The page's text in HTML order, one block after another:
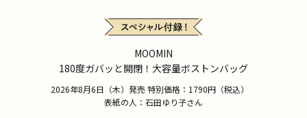
MOOMIN
180度ガバッと開閉！大容量ボストンバッグ
2026年8月6日（木）発売 特別価格：1790円（税込）
表紙の人：石田ゆり子さん